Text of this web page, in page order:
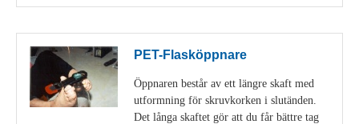
PET-Flasköppnare
Öppnaren består av ett längre skaft med
utformning för skruvkorken i slutänden.
Det långa skaftet gör att du får bättre tag